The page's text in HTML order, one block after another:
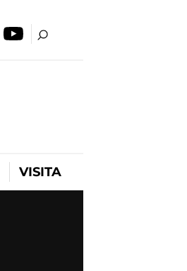
VISITA